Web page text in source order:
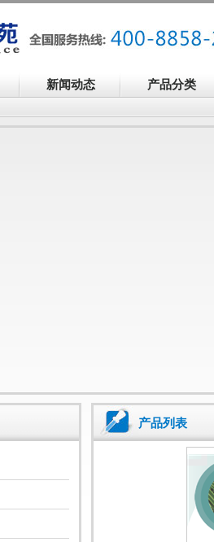
新闻动态 产品分类
产品列表